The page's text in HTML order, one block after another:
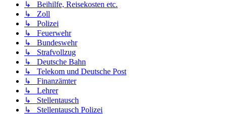
↳ Beihilfe, Reisekosten etc.
↳ Zoll
↳ Polizei
↳ Feuerwehr
↳ Bundeswehr
↳ Strafvollzug
↳ Deutsche Bahn
↳ Telekom und Deutsche Post
↳ Finanzämter
↳ Lehrer
↳ Stellentausch
↳ Stellentausch Polizei